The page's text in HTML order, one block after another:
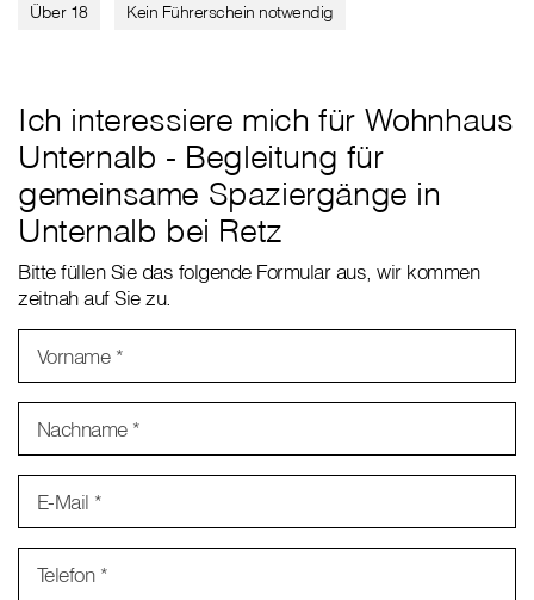
Über 18 Kein Führerschein notwendig
Ich interessiere mich für Wohnhaus
Unternalb - Begleitung für
gemeinsame Spaziergänge in
Unternalb bei Retz
Bitte füllen Sie das folgende Formular aus, wir kommen
zeitnah auf Sie zu.
Vorname *
Nachname *
E-Mail *
Telefon *